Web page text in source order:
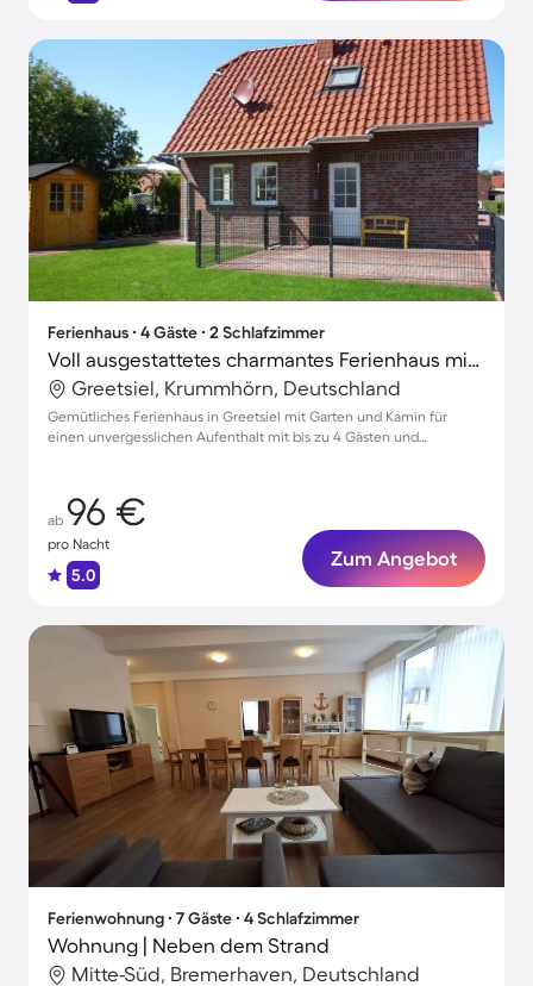
Ferienhaus ∙ 4 Gäste ∙ 2 Schlafzimmer
Voll ausgestattetes charmantes Ferienhaus mit Garten, Terrasse und Grill | Gartenblick | Haustiere sind willkommen
Greetsiel, Krummhörn, Deutschland
Gemütliches Ferienhaus in Greetsiel mit Garten und Kamin für
einen unvergesslichen Aufenthalt mit bis zu 4 Gästen und
ab 96 €
pro Nacht
5.0
Zum Angebot
Ferienwohnung ∙ 7 Gäste ∙ 4 Schlafzimmer
Wohnung | Neben dem Strand
Mitte-Süd, Bremerhaven, Deutschland